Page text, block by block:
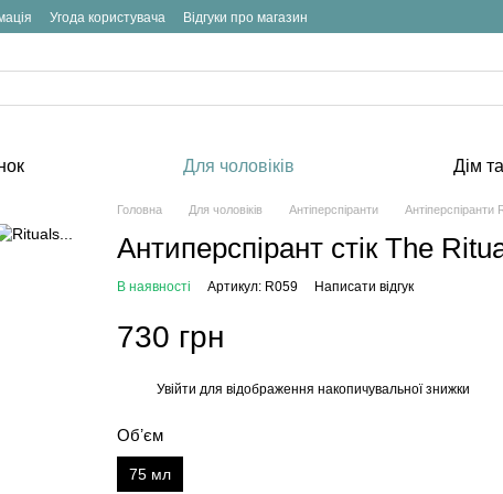
Угода користувача Відгуки про магазин
Для чоловіків Дім
Головна Для чоловіків Антіперспіранти Антіперспіранти
Антиперспірант стік The
В наявності Артикул: R059 Написати відгук
730 грн
Увійти для відображення накопичувальної знижки
Обʼєм
75 мл